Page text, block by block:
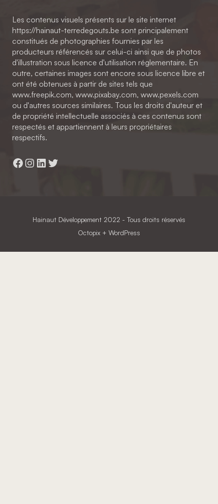
Les contenus visuels présents sur le site internet
https://hainaut-terredegouts.be sont principalement
constitués de photographies fournies par les
producteurs référencés sur celui-ci ainsi que de photos
d'illustration sous licence d'utilisation réglementaire. En
outre, certaines images sont encore sous licence libre et
ont été obtenues à partir de sites tels que
www.freepik.com, www.pixabay.com, www.pexels.com
ou d'autres sources similaires. Tous les droits d'auteur et
de propriété intellectuelle associés à ces contenus sont
respectés et appartiennent à leurs propriétaires
respectifs.
Facebook
Instagram
LinkedIn
Twitter
Hainaut Développement 2022 - Tous droits réservés
Octopix + WordPress